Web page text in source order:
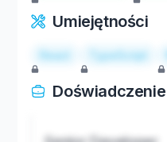
Umiejętności
React TypeScript
Doświadczenie